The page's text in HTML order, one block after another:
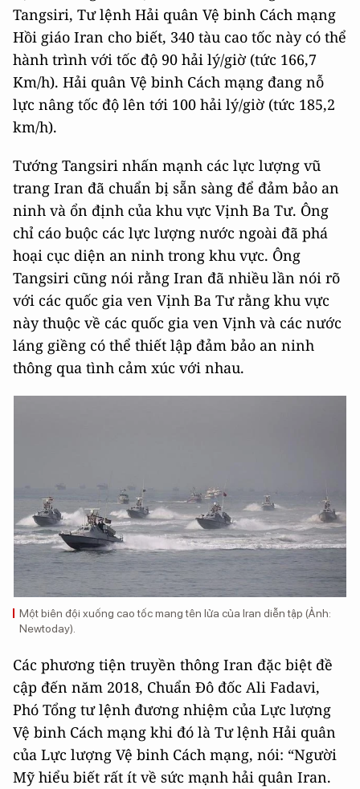
Tangsiri, Tư lệnh Hải quân Vệ binh Cách mạng
Hồi giáo Iran cho biết, 340 tàu cao tốc này có thể
hành trình với tốc độ 90 hải lý/giờ (tức 166,7
Km/h). Hải quân Vệ binh Cách mạng đang nỗ
lực nâng tốc độ lên tới 100 hải lý/giờ (tức 185,2
km/h).
Tướng Tangsiri nhấn mạnh các lực lượng vũ
trang Iran đã chuẩn bị sẵn sàng để đảm bảo an
ninh và ổn định của khu vực Vịnh Ba Tư. Ông
chỉ cáo buộc các lực lượng nước ngoài đã phá
hoại cục diện an ninh trong khu vực. Ông
Tangsiri cũng nói rằng Iran đã nhiều lần nói rõ
với các quốc gia ven Vịnh Ba Tư rằng khu vực
này thuộc về các quốc gia ven Vịnh và các nước
láng giềng có thể thiết lập đảm bảo an ninh
thông qua tình cảm xúc với nhau.
Một biên đội xuống cao tốc mang tên lửa của Iran diễn tập (Ảnh:
Newtoday).
Các phương tiện truyền thông Iran đặc biệt đề
cập đến năm 2018, Chuẩn Đô đốc Ali Fadavi,
Phó Tổng tư lệnh đương nhiệm của Lực lượng
Vệ binh Cách mạng khi đó là Tư lệnh Hải quân
của Lực lượng Vệ binh Cách mạng, nói: “Người
Mỹ hiểu biết rất ít về sức mạnh hải quân Iran.